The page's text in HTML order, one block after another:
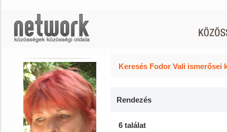
Keresés Fodor Vali ismerősei
Rendezés
6 találat